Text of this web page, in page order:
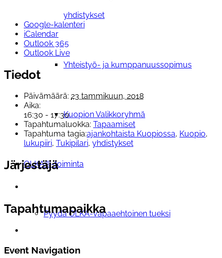
yhdistykset
Yhteistyö- ja kumppanuussopimus
Kuopion Valikkoryhmä
OLKA®-toiminta
Pyydä OLKA-vapaaehtoinen tueksi
Google-kalenteri
iCalendar
Outlook 365
Outlook Live
Tiedot
Päivämäärä: 23 tammikuun, 2018
Aika:
16:30 - 17:30
Tapahtumaluokka: Tapaamiset
Tapahtuma tagia:ajankohtaista Kuopiossa, Kuopio,
lukupiiri, Tukipilari, yhdistykset
Järjestäjä
Tapahtumapaikka
Event Navigation